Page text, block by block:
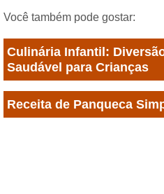
Você também pode gostar:
Culinária Infantil:
Saudável para Crianças
Receita de Panqueca